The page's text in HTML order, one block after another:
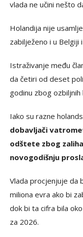
vlada ne učini nešto
Holandija nije
zabilježeno i u Belgiji
Istraživanje među
da četiri od deset
godinu zbog
Iako su razne
dobavljači
odštete zbog
novogodišnju
Vlada procjenjuje da
miliona evra ako bi
dok bi ta cifra bila
za 2026.